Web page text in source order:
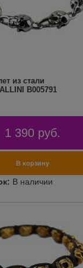
из стали
B005791
1 390 руб.